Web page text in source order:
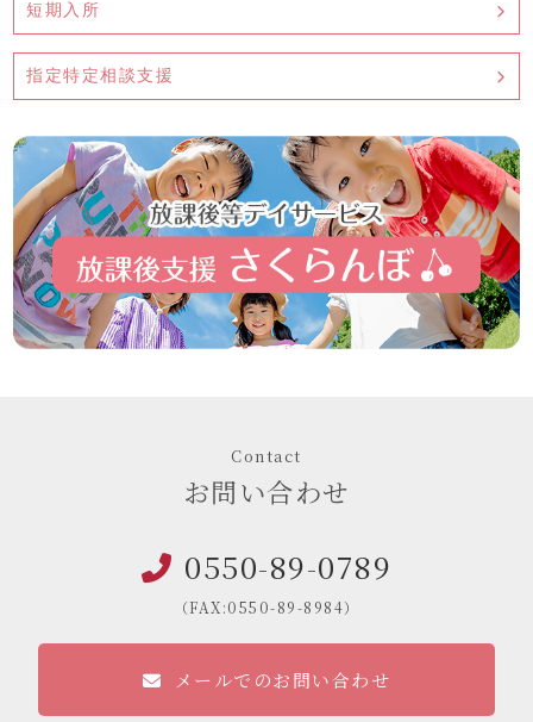
短期入所
指定特定相談支援
Contact
お問い合わせ
0550-89-0789
（FAX:0550-89-8984）
メールでのお問い合わせ